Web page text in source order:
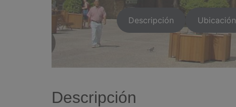
Descripción Ubicación
Descripción